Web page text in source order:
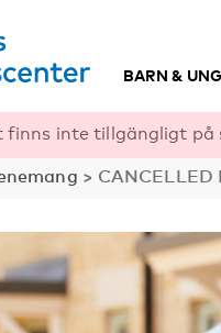
BARN &
finns inte tillgängligt på
>